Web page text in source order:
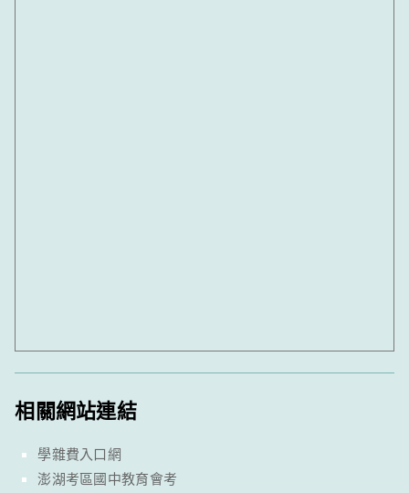
相關網站連結
學雜費入口網
澎湖考區國中教育會考